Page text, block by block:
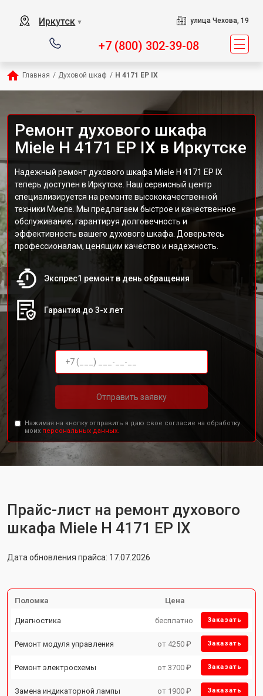
Иркутск ▼ улица Чехова, 19
+7 (800) 302-39-08
Главная / Духовой шкаф / H 4171 EP IX
Ремонт духового шкафа
Miele H 4171 EP IX в Иркутске
Надежный ремонт духового шкафа Miele H 4171 EP IX
теперь доступен в Иркутске. Наш сервисный центр
специализируется на ремонте высококачественной
техники Миеле. Мы предлагаем быстрое и качественное
обслуживание, гарантируя долговечность и
эффективность вашего духового шкафа. Доверьтесь
профессионалам, ценящим качество и надежность.
Экспрес1 ремонт в день обращения
Гарантия до 3-х лет
Отправить заявку
Нажимая на кнопку отправить я даю свое согласие на обработку
моих персональных данных.
Прайс-лист на ремонт духового
шкафа Miele H 4171 EP IX
Дата обновления прайса: 17.07.2026
Поломка Цена
Диагностика бесплатно Заказать
Ремонт модуля управления от 4250 ₽ Заказать
Ремонт электросхемы от 3700 ₽ Заказать
Замена индикаторной лампы от 1900 ₽ Заказать